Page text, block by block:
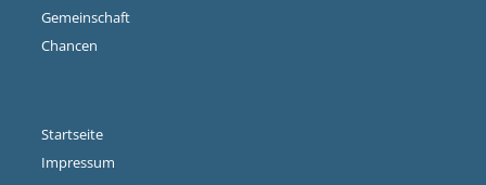
Gemeinschaft
Chancen
Startseite
Impressum